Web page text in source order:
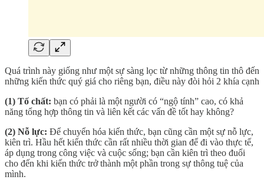
Quá trình này giống như một sự sàng lọc từ những thông tin thô đến
những kiến thức quý giá cho riêng bạn, điều này đòi hỏi 2 khía cạnh
(1) Tố chất: bạn có phải là một người có “ngộ tính” cao, có khả
năng tổng hợp thông tin và liên kết các vấn đề tốt hay không?
(2) Nỗ lực: Để chuyển hóa kiến thức, bạn cũng cần một sự nỗ lực,
kiên trì. Hầu hết kiến thức cần rất nhiều thời gian để đi vào thực tế,
áp dụng trong công việc và cuộc sống; bạn cần kiên trì theo đuổi
cho đến khi kiến thức trở thành một phần trong sự thông tuệ của
mình.